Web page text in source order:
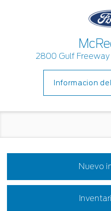
2800 Gulf Freeway
Informacion
Nuevo